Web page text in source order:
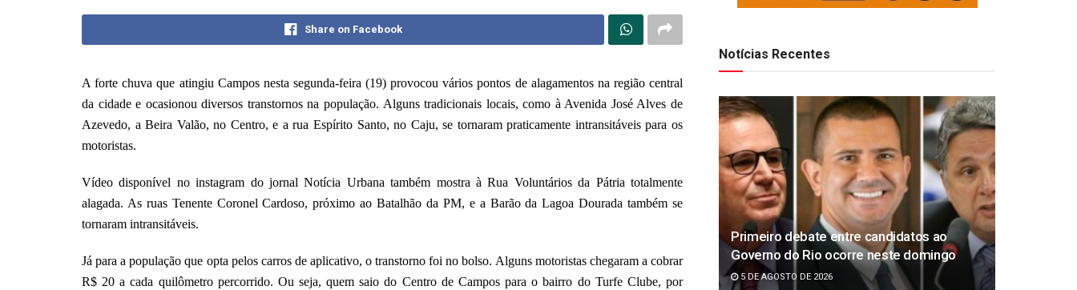
Share on Facebook
A forte chuva que atingiu Campos nesta segunda-feira (19) provocou vários pontos de alagamentos na região central
da cidade e ocasionou diversos transtornos na população. Alguns tradicionais locais, como à Avenida José Alves de
Azevedo, a Beira Valão, no Centro, e a rua Espírito Santo, no Caju, se tornaram praticamente intransitáveis para os
motoristas.
Vídeo disponível no instagram do jornal Notícia Urbana também mostra à Rua Voluntários da Pátria totalmente
alagada. As ruas Tenente Coronel Cardoso, próximo ao Batalhão da PM, e a Barão da Lagoa Dourada também se
tornaram intransitáveis.
Já para a população que opta pelos carros de aplicativo, o transtorno foi no bolso. Alguns motoristas chegaram a cobrar
R$ 20 a cada quilômetro percorrido. Ou seja, quem saio do Centro de Campos para o bairro do Turfe Clube, por
Notícias Recentes
Primeiro debate entre candidatos ao
Governo do Rio ocorre neste domingo
5 DE AGOSTO DE 2026